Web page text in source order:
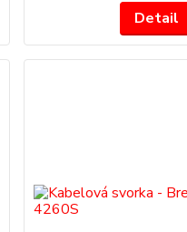
Detail